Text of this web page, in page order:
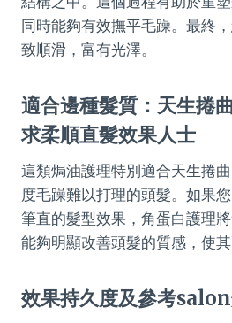
同時能夠有效撫平毛躁。最終
致順滑，富有光澤。
適合邊種髮質：天生捲
求柔順直髮效果人士
這類焗油護理特別適合天生捲
度毛躁難以打理的頭髮。如果您
筆直的髮型效果，角蛋白護理
能夠明顯改善頭髮的質感，使其
效果持久度及參考